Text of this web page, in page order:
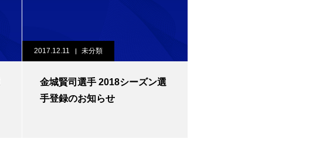
2017.12.11 未分類
金城賢司選手 2018シーズン選
手登録のお知らせ